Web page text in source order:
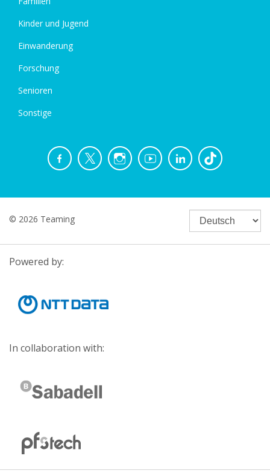
Kinder und Jugend
Einwanderung
Forschung
Senioren
Sonstige
© 2026 Teaming
Powered by:
In collaboration with: